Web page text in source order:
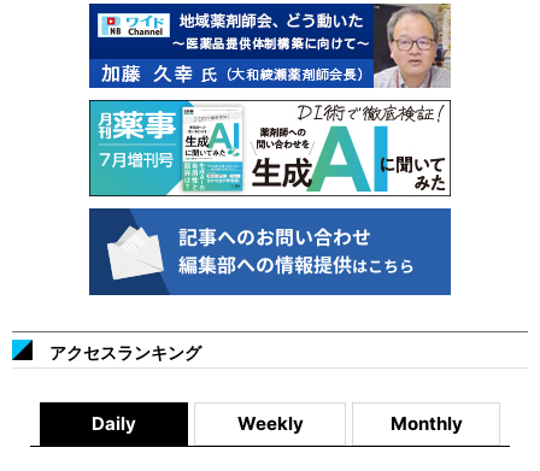
アクセスランキング
Daily Weekly Monthly